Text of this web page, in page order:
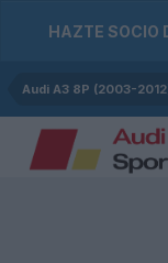
HAZTE SOCIO
Audi A3 8P (2003-